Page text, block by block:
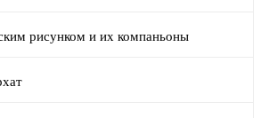
рисунком и их компаньоны